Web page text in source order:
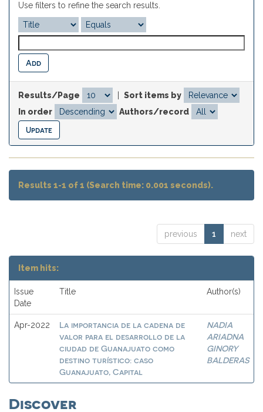
Use filters to refine the search results.
Results/Page
Sort items by
In order
Authors/record
Results 1-1 of 1 (Search time: 0.001 seconds).
previous 1 next
Item hits:
Issue
Date
Title Author(s)
Apr-2022
La importancia de la cadena de
valor para el desarrollo de la
ciudad de Guanajuato como
destino turístico: caso
Guanajuato, Capital
NADIA
ARIADNA
GINORY
BALDERAS
Discover